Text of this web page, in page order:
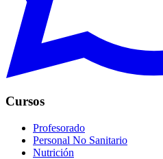
Cursos
Profesorado
Personal No Sanitario
Nutrición